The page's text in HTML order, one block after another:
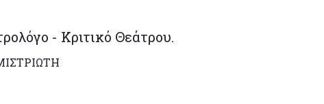
- Κριτικό Θεάτρου.